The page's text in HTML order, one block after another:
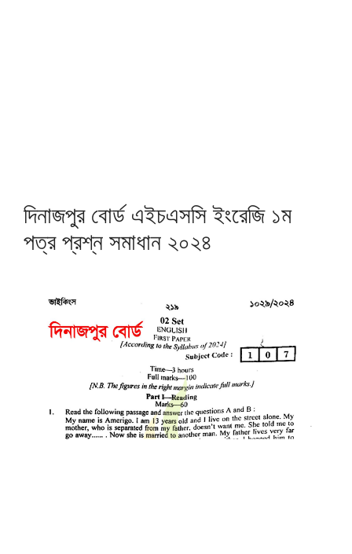
দিনাজপুর বোর্ড এইচএসসি ইংরেজি ১ম
পত্র প্রশ্ন সমাধান ২০২৪